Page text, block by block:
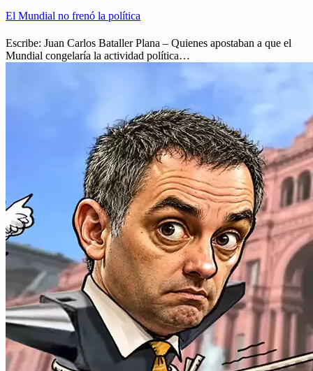
El Mundial no frenó la política
Escribe: Juan Carlos Bataller Plana – Quienes apostaban a que el
Mundial congelaría la actividad política…